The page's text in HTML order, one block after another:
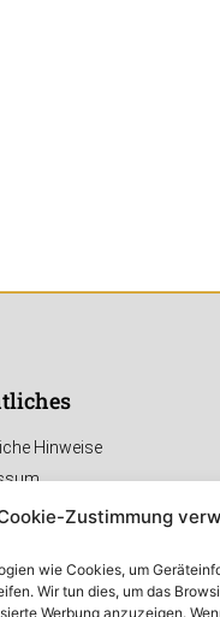
Zustimmung
wie Cookies, um
Wir tun dies, um das
Werbung anzuzeigen.
Hinweise